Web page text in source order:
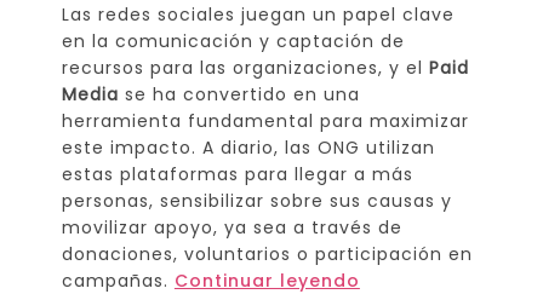
Las redes sociales juegan un papel clave
en la comunicación y captación de
recursos para las organizaciones, y el Paid
Media se ha convertido en una
herramienta fundamental para maximizar
este impacto. A diario, las ONG utilizan
estas plataformas para llegar a más
personas, sensibilizar sobre sus causas y
movilizar apoyo, ya sea a través de
donaciones, voluntarios o participación en
campañas. Continuar leyendo